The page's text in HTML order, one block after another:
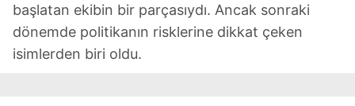
başlatan ekibin bir parçasıydı. Ancak sonraki
dönemde politikanın risklerine dikkat çeken
isimlerden biri oldu.